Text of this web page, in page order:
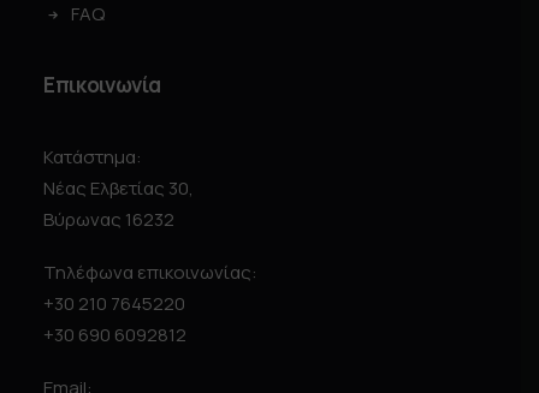
FAQ
Επικοινωνία
Κατάστημα:
Νέας Ελβετίας 30,
Βύρωνας 16232
Τηλέφωνα επικοινωνίας:
+30 210 7645220
+30 690 6092812
Email: